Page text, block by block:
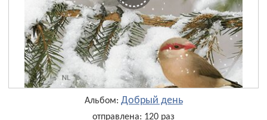
Альбом: Добрый день
отправлена: 120 раз